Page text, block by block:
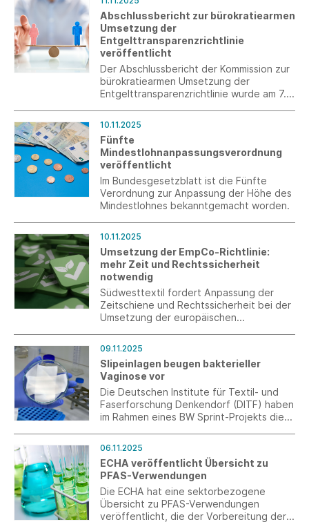
unserer Kurzumfrage möchten wir
herausfinden, wie unsere
Mitgliedsunternehmen mit dem Thema
aktuell umgehen, welche Erfahrungen sie
dabei gesammelt haben und wo der
größte Bedarf an Unterstützung gesehen
wird.
Abschlussbericht zur bürokratiearmen
Umsetzung der
Entgelttransparenzrichtlinie
veröffentlicht
Der Abschlussbericht der Kommission zur
bürokratiearmen Umsetzung der
Entgelttransparenzrichtlinie wurde am 7.
10.11.2025
Fünfte
Mindestlohnanpassungsverordnung
veröffentlicht
Im Bundesgesetzblatt ist die Fünfte
Verordnung zur Anpassung der Höhe des
Mindestlohnes bekanntgemacht worden.
10.11.2025
Umsetzung der EmpCo-Richtlinie:
mehr Zeit und Rechtssicherheit
notwendig
Südwesttextil fordert Anpassung der
Zeitschiene und Rechtssicherheit bei der
Umsetzung der europäischen
09.11.2025
Slipeinlagen beugen bakterieller
Vaginose vor
Die Deutschen Institute für Textil- und
Faserforschung Denkendorf (DITF) haben
im Rahmen eines BW Sprint-Projekts die
Gesunderhaltung des vaginalen Milieus
unterstützt und einer bakteriellen
Vaginose vorbeugen kann.
06.11.2025
ECHA veröffentlicht Übersicht zu
PFAS-Verwendungen
Die ECHA hat eine sektorbezogene
Übersicht zu PFAS-Verwendungen
veröffentlicht, die der Vorbereitung der